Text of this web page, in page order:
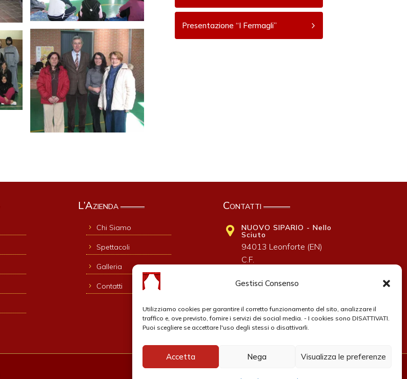
Gestisci Consenso
Utilizziamo cookies per garantire il corretto funzionamento del sito, analizzare il
traffico e, ove previsto, fornire i servizi dei social media. - I cookies sono DISATTIVATI.
Puoi scegliere se accettare l'uso degli stessi o disattivarli.
Accetta Nega Visualizza le preferenze
Presentazione “I Fermagli”
L’Azienda
Chi Siamo
Spettacoli
Galleria
Contatti
Contatti
NUOVO SIPARIO - Nello
Sciuto
94013 Leonforte (EN)
C.F.
328 746 4258
finasciuto@libero.it